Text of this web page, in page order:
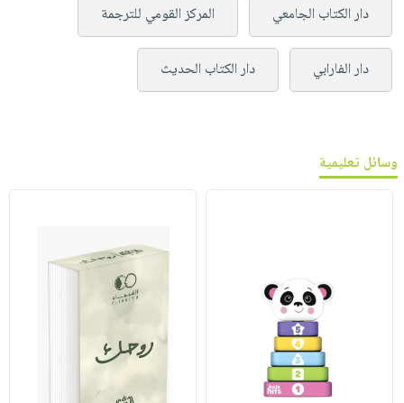
دار الكتاب الجامعي المركز القومي للترجمة
دار الفارابي دار الكتاب الحديث
وسائل تعليمية